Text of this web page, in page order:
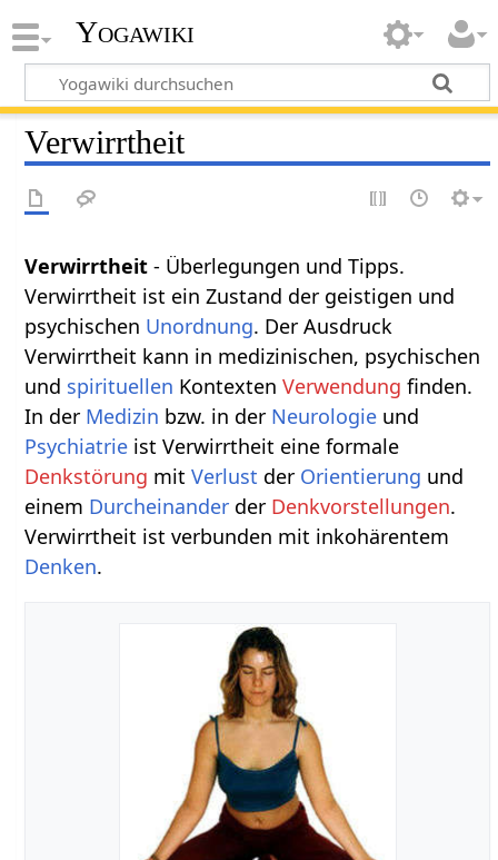
Yogawiki
Verwirrtheit
Verwirrtheit - Überlegungen und Tipps.
Verwirrtheit ist ein Zustand der geistigen und
psychischen Unordnung. Der Ausdruck
Verwirrtheit kann in medizinischen, psychischen
und spirituellen KontextenVerwendung finden.
In der Medizin bzw. in der Neurologie und
Psychiatrie ist Verwirrtheit eine formale
Denkstörung mitVerlust der Orientierung und
einem Durcheinander der Denkvorstellungen.
Verwirrtheit ist verbunden mit inkohärentem
Denken.